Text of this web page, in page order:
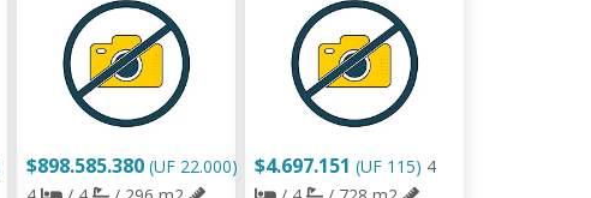
$898.585.380 (UF 22.000)
$4.697.151 (UF 115) 4